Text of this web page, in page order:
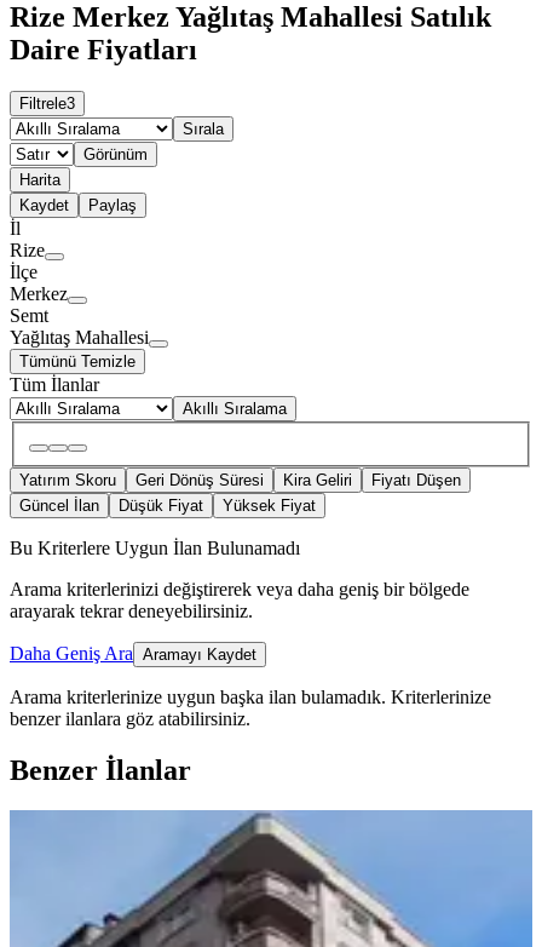
Rize Merkez Yağlıtaş Mahallesi Satılık
Daire Fiyatları
Filtrele3
Sırala
Görünüm
Harita
Kaydet
Paylaş
İl
Rize
İlçe
Merkez
Semt
Yağlıtaş Mahallesi
Tümünü Temizle
Tüm İlanlar
Akıllı Sıralama
Yatırım Skoru Geri Dönüş Süresi Kira Geliri
Fiyatı Düşen
Güncel İlan
Düşük Fiyat Yüksek Fiyat
Bu Kriterlere Uygun İlan Bulunamadı
Arama kriterlerinizi değiştirerek veya daha geniş bir bölgede
arayarak tekrar deneyebilirsiniz.
Daha Geniş Ara Aramayı Kaydet
Arama kriterlerinize uygun başka ilan bulamadık. Kriterlerinize
benzer ilanlara göz atabilirsiniz.
Benzer İlanlar
Turan Emlaktan Emniyet Müdürlüğü
Yanında 3.kat-165.m²-3+1-daire
Satılık